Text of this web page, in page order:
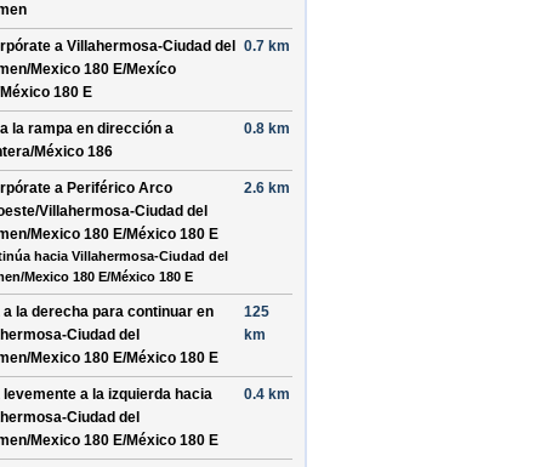
a Villahermosa-Ciudad del
Mexico 180 E/Mexíco
180 E
0.7 km
la rampa en dirección a
México 186
0.8 km
a Periférico Arco
Villahermosa-Ciudad del
Mexico 180 E/México 180 E
hacia Villahermosa-Ciudad del
Mexico 180 E/México 180 E
2.6 km
a la derecha para continuar en
Ciudad del
Mexico 180 E/México 180 E
125
km
levemente a la izquierda hacia
Ciudad del
Mexico 180 E/México 180 E
0.4 km